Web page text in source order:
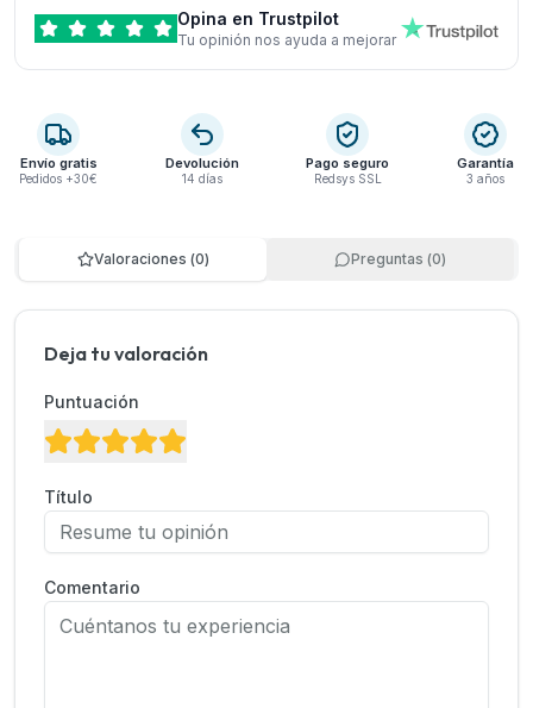
Opina en Trustpilot
Tu opinión nos ayuda a mejorar
Envío gratis
Pedidos +30€
Devolución
14 días
Pago seguro
Redsys SSL
Garantía
3 años
Valoraciones (0) Preguntas (0)
Deja tu valoración
Puntuación
Título
Comentario